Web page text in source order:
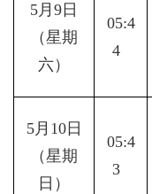
5月9日
（星期
六）
05:4
4
5月10日
（星期
日）
05:4
3